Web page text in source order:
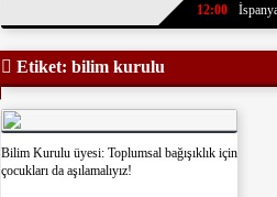
12:00
11:43
7 yıl
paylaştı.
Etiket: bilim kurulu
Bilim Kurulu üyesi: Toplumsal bağışıklık için
çocukları da aşılamalıyız!